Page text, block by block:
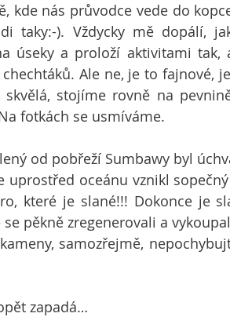
kde nás průvodce vede do
taky:-). Vždycky mě dopálí,
úseky a proloží aktivitami
Ale ne, je to fajnové,
stojíme rovně na
fotkách se usmíváme.
od pobřeží Sumbawy byl
uprostřed oceánu vznikl
které je slané!!! Dokonce je
pěkně zregenerovali a
samozřejmě,
zapadá…